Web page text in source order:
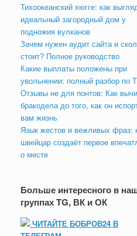
Тихоокеанский хюгге: как
идеальный загородный дом у
подножия вулканов
Зачем нужен аудит сайта и
стоит? Полное руководство
Какие выплаты положены при
увольнении: полный разбор по
Отзывы не для понтов: Как
бракодела до того, как он
вам жизнь
Язык жестов и вежливых фраз:
швейцар создаёт первое
о месте
Больше интересного в
группах TG, ВК и ОК
ЧИТАЙТЕ БОБРОВ24 В